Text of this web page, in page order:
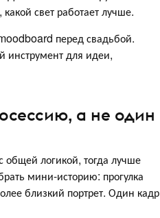
свет работает лучше.
перед свадьбой.
инструмент для идеи,
а не один
общей логикой, тогда лучше
мини-историю: прогулка
близкий портрет. Один кадр